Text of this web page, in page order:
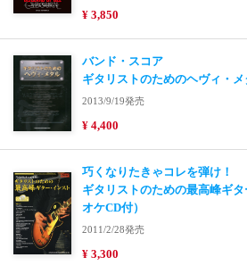
¥ 3,850
バンド・スコア
ギタリストのためのヘヴィ・メ
2013/9/19発売
¥ 4,400
巧くなりたきゃコレを弾け！
ギタリストのための最高峰ギ
オケCD付）
2011/2/28発売
¥ 3,300